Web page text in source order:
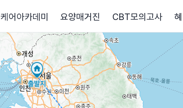
케어아카데미 요양매거진 CBT모의고사